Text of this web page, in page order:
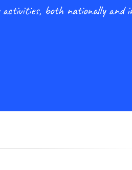
both nationally and